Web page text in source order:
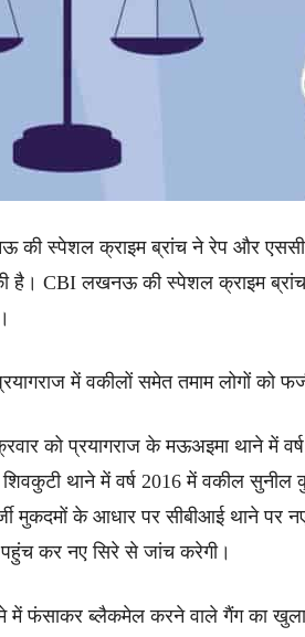
स्पेशल क्राइम ब्रांच ने रेप और एससी-
है। CBI लखनऊ की स्पेशल क्राइम ब्रांच
में वकीलों समेत तमाम लोगों को
को प्रयागराज के मऊअइमा थाने में
थाने में वर्ष 2016 में वकील
मुकदमों के आधार पर सीबीआई थाने पर
पहुंच कर नए सिरे से जांच करेगी।
में फंसाकर ब्लैकमेल करने वाले गैंग का